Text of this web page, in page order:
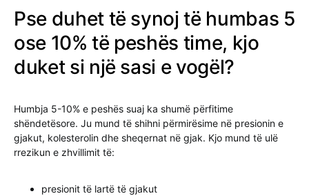
Pse duhet të synoj të humbas 5
ose 10% të peshës time, kjo
duket si një sasi e vogël?
Humbja 5-10% e peshës suaj ka shumë përfitime
shëndetësore. Ju mund të shihni përmirësime në presionin e
gjakut, kolesterolin dhe sheqernat në gjak. Kjo mund të ulë
rrezikun e zhvillimit të:
presionit të lartë të gjakut